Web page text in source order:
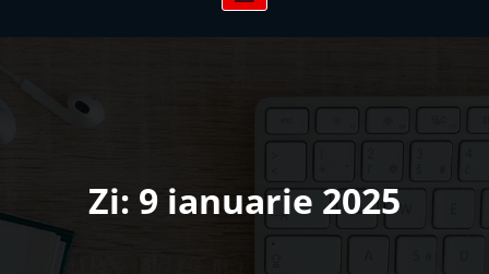
Zi: 9 ianuarie 2025